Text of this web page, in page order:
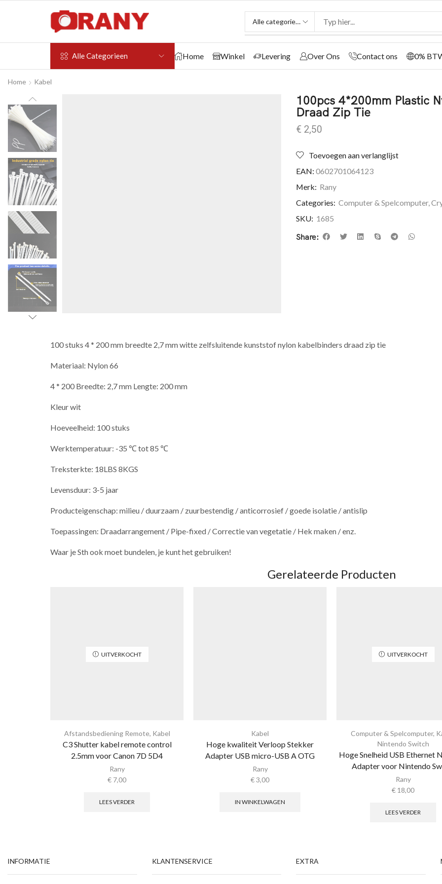
Alle Categorieen Home Winkel Levering Over Ons Contact ons 0%
Home Kabel
100pcs 4*200mm Plastic
Draad Zip Tie
€ 2,50
Toevoegen aan verlanglijst
EAN: 0602701064123
Merk: Rany
Categories: Computer & Spelcomputer,
SKU: 1685
Share:
100 stuks 4 * 200 mm breedte 2,7 mm witte zelfsluitende kunststof nylon kabelbinders draad zip tie
Materiaal: Nylon 66
4 * 200 Breedte: 2,7 mm Lengte: 200 mm
Kleur wit
Hoeveelheid: 100 stuks
Werktemperatuur: -35 ℃ tot 85 ℃
Treksterkte: 18LBS 8KGS
Levensduur: 3-5 jaar
Producteigenschap: milieu / duurzaam / zuurbestendig / anticorrosief / goede isolatie / antislip
Toepassingen: Draadarrangement / Pipe-fixed / Correctie van vegetatie / Hek maken / enz.
Waar je Sth ook moet bundelen, je kunt het gebruiken!
Gerelateerde Producten
UITVERKOCHT
Afstandsbediening Remote, Kabel
C3 Shutter kabel remote control
2.5mm voor Canon 7D 5D4
Rany
€ 7,00
LEES VERDER
Kabel
Hoge kwaliteit Verloop Stekker
Adapter USB micro-USB A OTG
Rany
€3,00
IN WINKELWAGEN
UITVERKOCHT
Computer & Spelcomputer,
Nintendo Switch
Hoge Snelheid USB Ethernet
Adapter voor Nintendo
Rany
€ 18,00
LEES VERDER
INFORMATIE KLANTENSERVICE EXTRA